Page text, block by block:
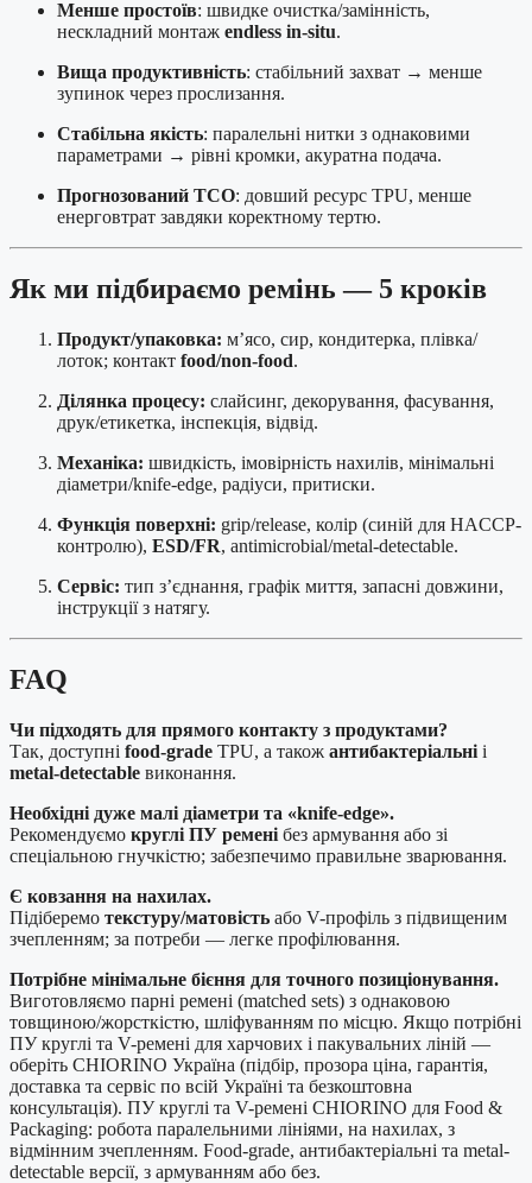
Менше простоїв: швидке очистка/замінність,
нескладний монтаж endless in-situ.
Вища продуктивність: стабільний захват → менше
зупинок через прослизання.
Стабільна якість: паралельні нитки з однаковими
параметрами → рівні кромки, акуратна подача.
Прогнозований TCO: довший ресурс TPU, менше
енерговтрат завдяки коректному тертю.
Як ми підбираємо ремінь — 5 кроків
Продукт/упаковка: м’ясо, сир, кондитерка, плівка/
лоток; контакт food/non-food.
Ділянка процесу: слайсинг, декорування, фасування,
друк/етикетка, інспекція, відвід.
Механіка: швидкість, імовірність нахилів, мінімальні
діаметри/knife-edge, радіуси, притиски.
Функція поверхні: grip/release, колір (синій для HACCP-
контролю), ESD/FR, antimicrobial/metal-detectable.
Сервіс: тип з’єднання, графік миття, запасні довжини,
інструкції з натягу.
FAQ
Чи підходять для прямого контакту з продуктами?
Так, доступні food-grade TPU, а також антибактеріальні і
metal-detectable виконання.
Необхідні дуже малі діаметри та «knife-edge».
Рекомендуємо круглі ПУ ремені без армування або зі
спеціальною гнучкістю; забезпечимо правильне зварювання.
Є ковзання на нахилах.
Підіберемо текстуру/матовість або V-профіль з підвищеним
зчепленням; за потреби — легке профілювання.
Потрібне мінімальне бієння для точного позиціонування.
Виготовляємо парні ремені (matched sets) з однаковою
товщиною/жорсткістю, шліфуванням по місцю. Якщо потрібні
ПУ круглі та V-ремені для харчових і пакувальних ліній —
оберіть CHIORINO Україна (підбір, прозора ціна, гарантія,
доставка та сервіс по всій Україні та безкоштовна
консультація). ПУ круглі та V-ремені CHIORINO для Food &
Packaging: робота паралельними лініями, на нахилах, з
відмінним зчепленням. Food-grade, антибактеріальні та metal-
detectable версії, з армуванням або без.